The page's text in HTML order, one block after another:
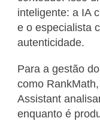
inteligente: a IA
e o especialista
autenticidade.
Para a gestão
como
Assistant
enquanto é